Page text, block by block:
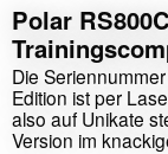
Polar
Die
Edition ist per
also auf Unikate
Version im